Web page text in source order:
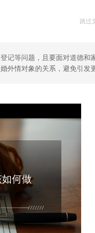
跳过
记等问题，且要面对道德和
外情对象的关系，避免引发
何做